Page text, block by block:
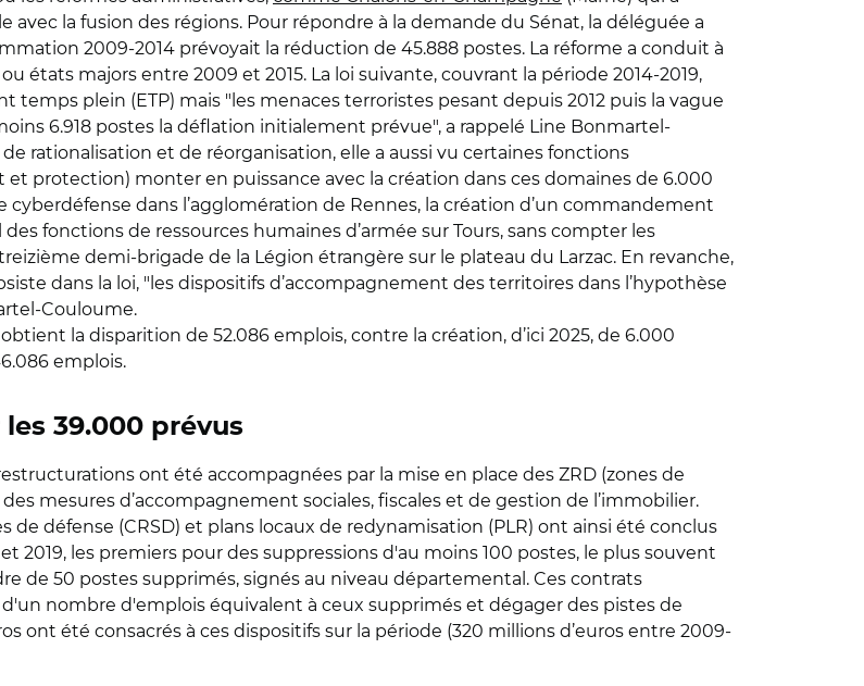
la fusion des régions. Pour répondre à la demande du Sénat, la déléguée a
2009-2014 prévoyait la réduction de 45.888 postes. La réforme a conduit à
états majors entre 2009 et 2015. La loi suivante, couvrant la période 2014-2019,
temps plein (ETP) mais "les menaces terroristes pesant depuis 2012 puis la vague
6.918 postes la déflation initialement prévue", a rappelé Line Bonmartel-
rationalisation et de réorganisation, elle a aussi vu certaines fonctions
protection) monter en puissance avec la création dans ces domaines de 6.000
dans l’agglomération de Rennes, la création d’un commandement
fonctions de ressources humaines d’armée sur Tours, sans compter les
demi-brigade de la Légion étrangère sur le plateau du Larzac. En revanche,
dans la loi, "les dispositifs d’accompagnement des territoires dans l’hypothèse
Couloume.
la disparition de 52.086 emplois, contre la création, d’ici 2025, de 6.000
emplois.
39.000 prévus
ont été accompagnées par la mise en place des ZRD (zones de
mesures d’accompagnement sociales, fiscales et de gestion de l’immobilier.
de défense (CRSD) et plans locaux de redynamisation (PLR) ont ainsi été conclus
2019, les premiers pour des suppressions d'au moins 100 postes, le plus souvent
de 50 postes supprimés, signés au niveau départemental. Ces contrats
nombre d'emplois équivalent à ceux supprimés et dégager des pistes de
ont été consacrés à ces dispositifs sur la période (320 millions d’euros entre 2009-